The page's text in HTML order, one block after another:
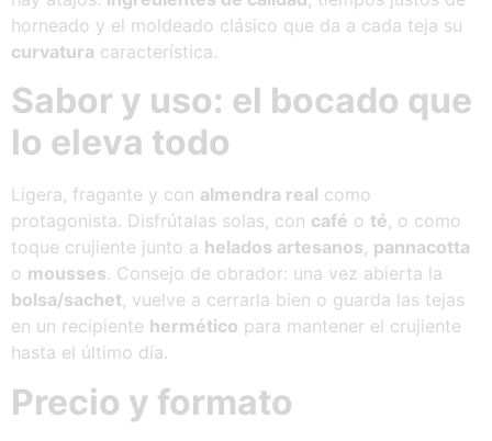
horneado y el moldeado clásico que da a cada teja su
curvatura característica.
Sabor y uso: el bocado que
lo eleva todo
Ligera, fragante y con almendra real como
protagonista. Disfrútalas solas, con café o té, o como
toque crujiente junto a helados artesanos, pannacotta
o mousses. Consejo de obrador: una vez abierta la
bolsa/sachet, vuelve a cerrarla bien o guarda las tejas
en un recipiente hermético para mantener el crujiente
hasta el último día.
Precio y formato